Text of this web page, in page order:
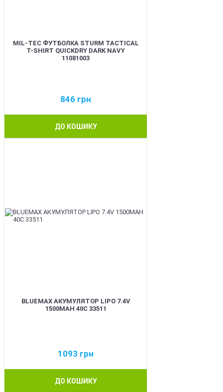
MIL-TEC ФУТБОЛКА STURM TACTICAL
T-SHIRT QUICKDRY DARK NAVY
11081003
846 грн
ДО КОШИКУ
BLUEMAX АКУМУЛЯТОР LIPO 7.4V
1500MAH 40C 33511
1093 грн
ДО КОШИКУ